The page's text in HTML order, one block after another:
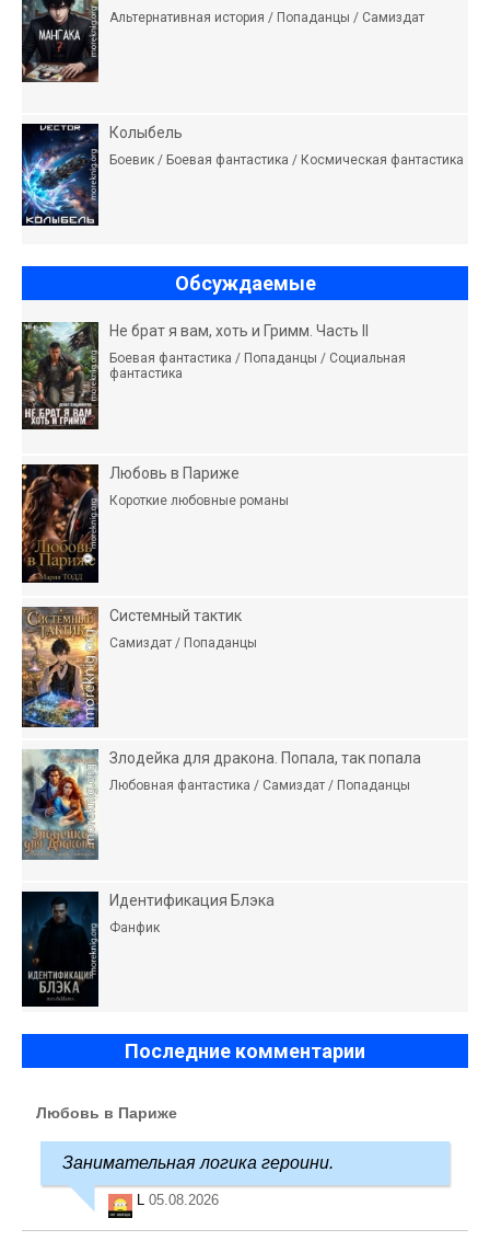
Альтернативная история / Попаданцы / Самиздат
Колыбель
Боевик / Боевая фантастика / Космическая фантастика
Обсуждаемые
Не брат я вам, хоть и Гримм. Часть II
Боевая фантастика / Попаданцы / Социальная
фантастика
Любовь в Париже
Короткие любовные романы
Системный тактик
Самиздат / Попаданцы
Злодейка для дракона. Попала, так попала
Любовная фантастика / Самиздат / Попаданцы
Идентификация Блэка
Фанфик
Последние комментарии
Любовь в Париже
Занимательная логика героини.
L 05.08.2026